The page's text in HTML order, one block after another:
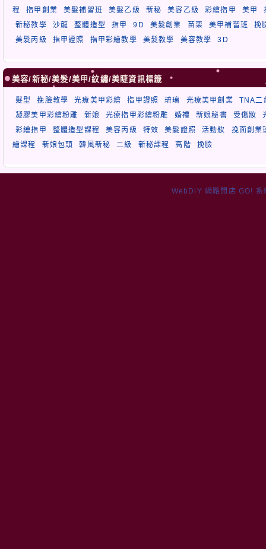
程
指甲創業 美髮補習班 美髮乙級 新秘 美容乙級 彩繪指甲 美甲
新秘教學
沙龍 整體造型 指甲 9D 美髮創業 苗栗 美甲補習班
挽
美髮丙級
指甲證照 指甲彩繪教學 美髮教學 美容教學 3D
美容/新秘/美髮/美甲/紋繡/美睫資訊標籤
髮型 挽臉教學 光療美甲彩繪 指甲證照 琉璃 光療美甲創業
TNA二
凝膠美甲彩繪粉雕
新娘 光療指甲彩繪粉雕 婚禮 新娘秘書 受傷妝
彩繪指甲
整體造型課程 美容丙級 特效 美髮證照 活動妝
挽面創業
繪課程
新娘包頭 韓風新秘 二級 新秘課程 高階 挽臉
WebDiY 網路開店 GO! 系